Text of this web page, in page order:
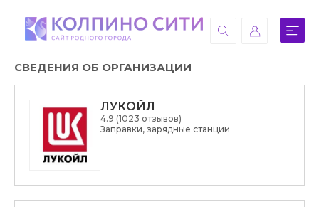
СВЕДЕНИЯ ОБ ОРГАНИЗАЦИИ
ЛУКОЙЛ
4.9 (1023 отзывов)
Заправки, зарядные станции